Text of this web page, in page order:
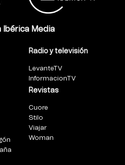
Ibérica Media
Radio y televisión
LevanteTV
InformacionTV
Revistas
Cuore
Stilo
Viajar
Woman